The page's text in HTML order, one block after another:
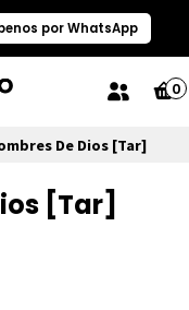
por WhatsApp
0
De Dios [Tar]
[Tar]